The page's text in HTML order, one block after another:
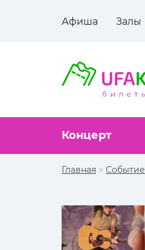
Афиша Залы
Концерт
Главная > Событие